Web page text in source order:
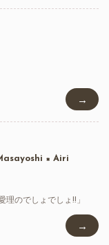
→
× Airi
理のでしょでしょ!!」
→